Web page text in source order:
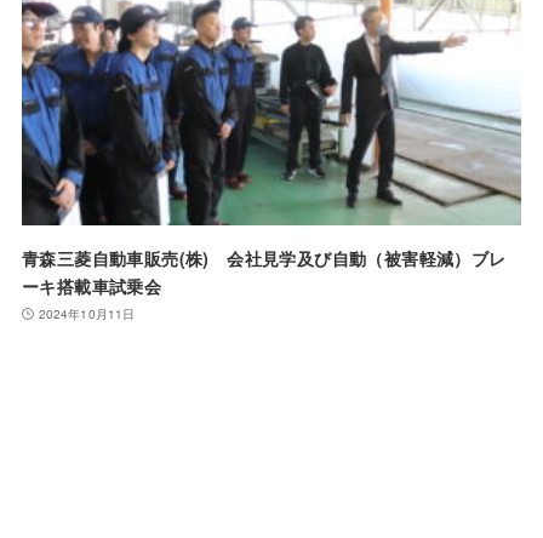
青森三菱自動車販売(株) 会社見学及び自動（被害軽減）ブレ
ーキ搭載車試乗会
2024年10月11日